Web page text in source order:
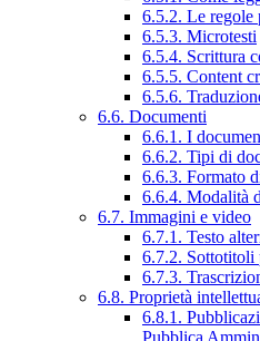
6.5.2. Le regole
6.5.3. Microtesti
6.5.4. Scrittura
6.5.5. Content
6.5.6.
6.6. Documenti
6.6.1. I
6.6.2. Tipi di
6.6.3. Formato
6.6.4. Modalità
6.7. Immagini e video
6.7.1. Testo
6.7.2. Sottotitoli
6.7.3.
6.8. Proprietà
6.8.1.
Pubblica